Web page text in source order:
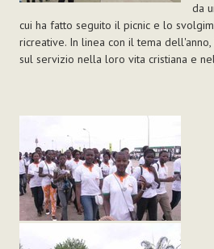
da
cui ha fatto seguito il picnic e lo
ricreative. In linea con il tema
sul servizio nella loro vita cristiana e